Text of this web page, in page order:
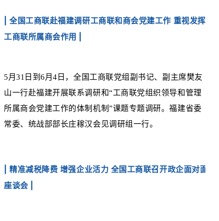
| 全国工商联赴福建调研工商联和商会党建工作 重视发挥
工商联所属商会作用 |
5月31日到6月4日，全国工商联党组副书记、副主席樊友
山一行赴福建开展联系调研和“工商联党组织领导和管理
所属商会党建工作的体制机制”课题专题调研。福建省委
常委、统战部部长庄稼汉会见调研组一行。
| 精准减税降费 增强企业活力 全国工商联召开政企面对面
座谈会